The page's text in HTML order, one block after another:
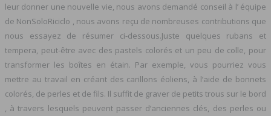
leur donner une nouvelle vie, nous avons demandé conseil à l’ équipe
de NonSoloRiciclo , nous avons reçu de nombreuses contributions que
nous essayez de résumer ci-dessous.Juste quelques rubans et
tempera, peut-être avec des pastels colorés et un peu de colle, pour
transformer les boîtes en étain. Par exemple, vous pourriez vous
mettre au travail en créant des carillons éoliens, à l’aide de bonnets
colorés, de perles et de fils. Il suffit de graver de petits trous sur le bord
, à travers lesquels peuvent passer d’anciennes clés, des perles ou